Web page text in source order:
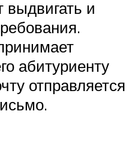
выдвигать и
абитуриенту
отправляется